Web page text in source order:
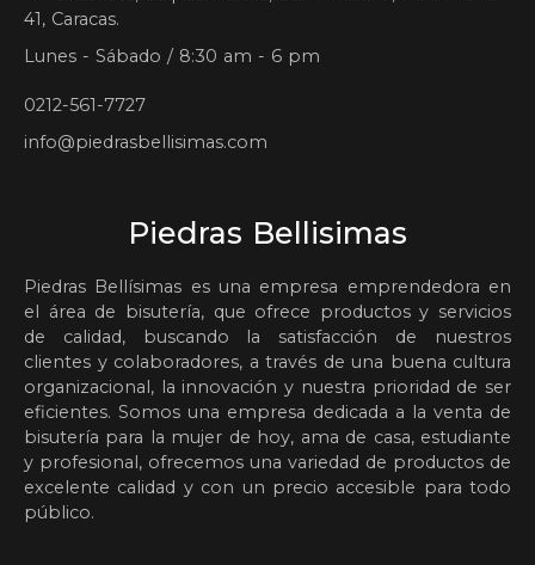
41, Caracas.
Lunes - Sábado / 8:30 am - 6 pm
0212-561-7727
info@piedrasbellisimas.com
Piedras Bellisimas
Piedras Bellísimas es una empresa emprendedora en
el área de bisutería, que ofrece productos y servicios
de calidad, buscando la satisfacción de nuestros
clientes y colaboradores, a través de una buena cultura
organizacional, la innovación y nuestra prioridad de ser
eficientes. Somos una empresa dedicada a la venta de
bisutería para la mujer de hoy, ama de casa, estudiante
y profesional, ofrecemos una variedad de productos de
excelente calidad y con un precio accesible para todo
público.